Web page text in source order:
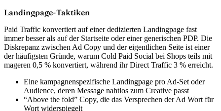
Landingpage-Taktiken
Paid Traffic konvertiert auf einer dedizierten Landingpage fast
immer besser als auf der Startseite oder einer generischen PDP. Die
Diskrepanz zwischen Ad Copy und der eigentlichen Seite ist einer
der häufigsten Gründe, warum Cold Paid Social bei Shops teils mit
mageren 0,5 % konvertiert, während ihr Direct Traffic 3 % erreicht.
Eine kampagnenspezifische Landingpage pro Ad-Set oder
Audience, deren Message nahtlos zum Creative passt
“Above the fold” Copy, die das Versprechen der Ad Wort für
Wort widerspiegelt